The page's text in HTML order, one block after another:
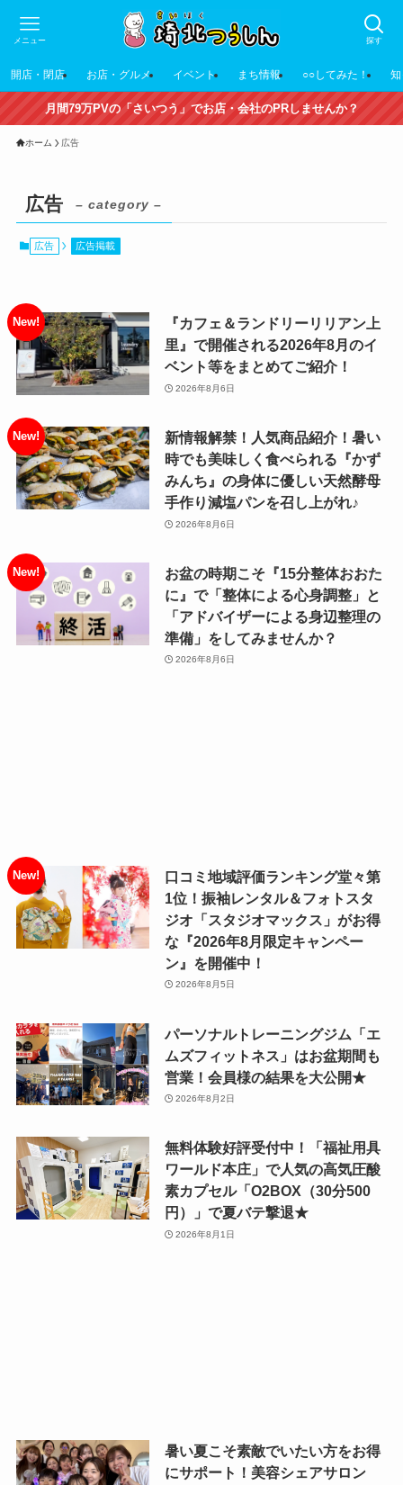
探す
メニュー
開店・閉店 お店・グルメ イベント まち情報 ○○してみた！
月間79万PVの「さいつう」でお店・会社のPRしませんか？
ホーム 広告
広告 – category –
広告 広告掲載
『カフェ＆ランドリーリリアン上
里』で開催される2026年8月のイ
ベント等をまとめてご紹介！
2026年8月6日
新情報解禁！人気商品紹介！暑い
時でも美味しく食べられる『かず
みんち』の身体に優しい天然酵母
手作り減塩パンを召し上がれ♪
2026年8月6日
お盆の時期こそ『15分整体おおた
に』で「整体による心身調整」と
「アドバイザーによる身辺整理の
準備」をしてみませんか？
2026年8月6日
⼝コミ地域評価ランキング堂々第
1位！振袖レンタル＆フォトスタ
ジオ「スタジオマックス」がお得
な『2026年8月限定キャンペー
ン』を開催中！
2026年8月5日
パーソナルトレーニングジム「エ
ムズフィットネス」はお盆期間も
営業！会員様の結果を大公開★
2026年8月2日
無料体験好評受付中！「福祉用具
ワールド本庄」で人気の高気圧酸
素カプセル「O2BOX（30分500
円）」で夏バテ撃退★
2026年8月1日
暑い夏こそ素敵でいたい方をお得
にサポート！美容シェアサロン